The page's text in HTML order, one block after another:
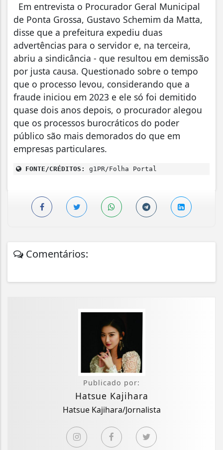
Em entrevista o Procurador Geral Municipal
de Ponta Grossa, Gustavo Schemim da Matta,
disse que a prefeitura expediu duas
advertências para o servidor e, na terceira,
abriu a sindicância - que resultou em demissão
por justa causa. Questionado sobre o tempo
que o processo levou, considerando que a
fraude iniciou em 2023 e ele só foi demitido
quase dois anos depois, o procurador alegou
que os processos burocráticos do poder
público são mais demorados do que em
empresas particulares.
FONTE/CRÉDITOS: g1PR/Folha Portal
Comentários:
Publicado por:
Hatsue Kajihara
Hatsue Kajihara/Jornalista